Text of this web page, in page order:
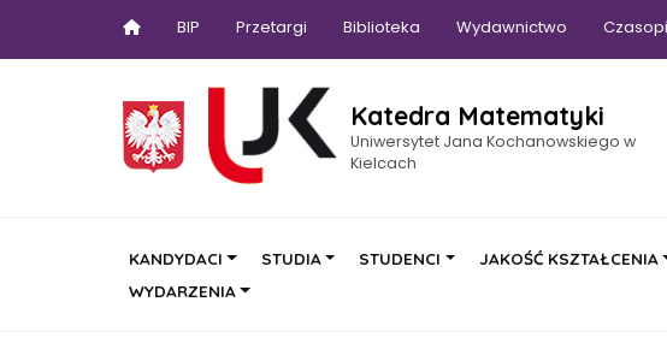
BIP Przetargi Biblioteka Wydawnictwo
Katedra Matematyki
Uniwersytet Jana Kochanowskiego w
Kielcach
KANDYDACI STUDIA STUDENCI JAKOŚĆ KSZTAŁCENIA
WYDARZENIA